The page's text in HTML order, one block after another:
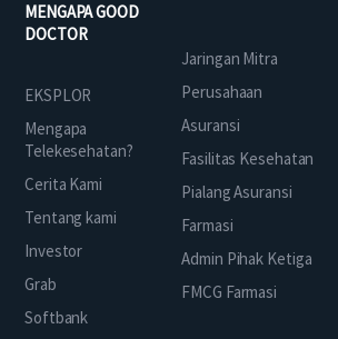
MENGAPA GOOD
DOCTOR
EKSPLOR
Mengapa
Telekesehatan?
Cerita Kami
Tentang kami
Investor
Grab
Softbank
Jaringan Mitra
Perusahaan
Asuransi
Fasilitas Kesehatan
Pialang Asuransi
Farmasi
Admin Pihak Ketiga
FMCG Farmasi